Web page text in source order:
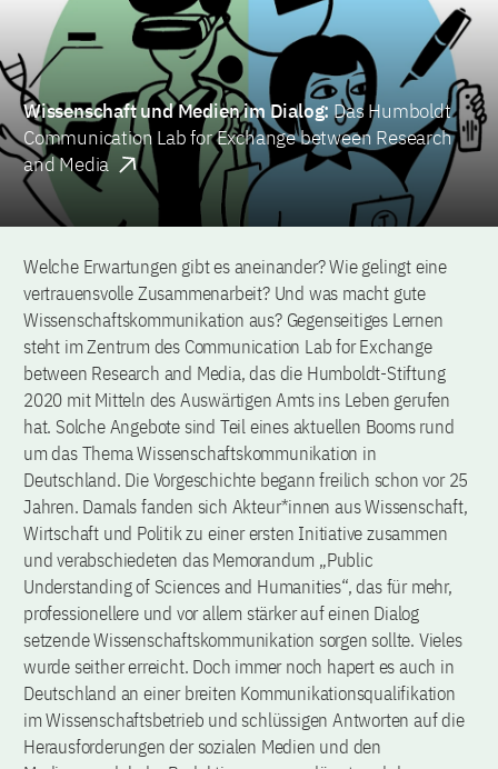
Wissenschaft und Medien im Dialog: Das Humboldt
Communication Lab for Exchange between Research
and Media
Welche Erwartungen gibt es aneinander? Wie gelingt eine
vertrauensvolle Zusammenarbeit? Und was macht gute
Wissenschaftskommunikation aus? Gegenseitiges Lernen
steht im Zentrum des Communication Lab for Exchange
between Research and Media, das die Humboldt-Stiftung
2020 mit Mitteln des Auswärtigen Amts ins Leben gerufen
hat. Solche Angebote sind Teil eines aktuellen Booms rund
um das Thema Wissenschaftskommunikation in
Deutschland. Die Vorgeschichte begann freilich schon vor 25
Jahren. Damals fanden sich Akteur*innen aus Wissenschaft,
Wirtschaft und Politik zu einer ersten Initiative zusammen
und verabschiedeten das Memorandum „Public
Understanding of Sciences and Humanities“, das für mehr,
professionellere und vor allem stärker auf einen Dialog
setzende Wissenschaftskommunikation sorgen sollte. Vieles
wurde seither erreicht. Doch immer noch hapert es auch in
Deutschland an einer breiten Kommunikationsqualifikation
im Wissenschaftsbetrieb und schlüssigen Antworten auf die
Herausforderungen der sozialen Medien und den